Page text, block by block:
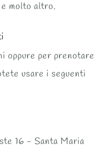
molto altro.
oppure per prenotare
usare i seguenti
16 - Santa Maria